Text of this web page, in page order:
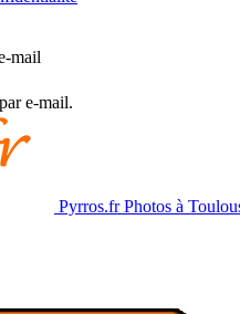
mail
e-mail.
Pyrros.fr Photos à